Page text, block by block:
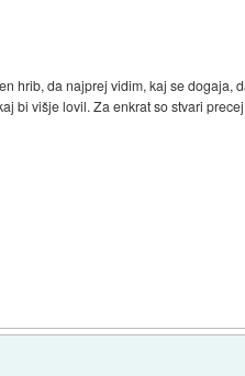
hrib, da najprej vidim, kaj se dogaja,
bi višje lovil. Za enkrat so stvari